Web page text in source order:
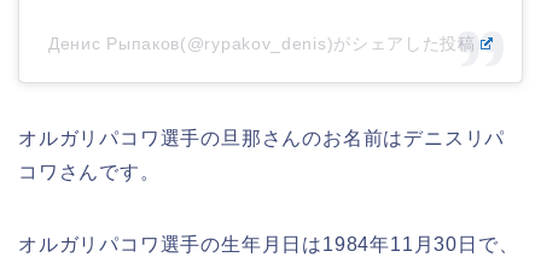
Денис Рыпаков(@rypakov_denis)がシェアした投稿
オルガリパコワ選手の旦那さんのお名前はデニスリパ
コワさんです。
オルガリパコワ選手の生年月日は1984年11月30日で、